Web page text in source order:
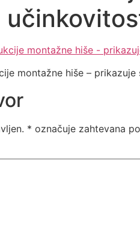
montažne hiše –
* označuje zahtevana